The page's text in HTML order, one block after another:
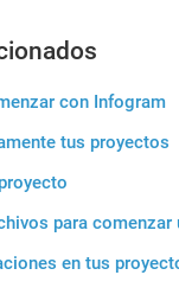
con Infogram
tus proyectos
para comenzar
en tus